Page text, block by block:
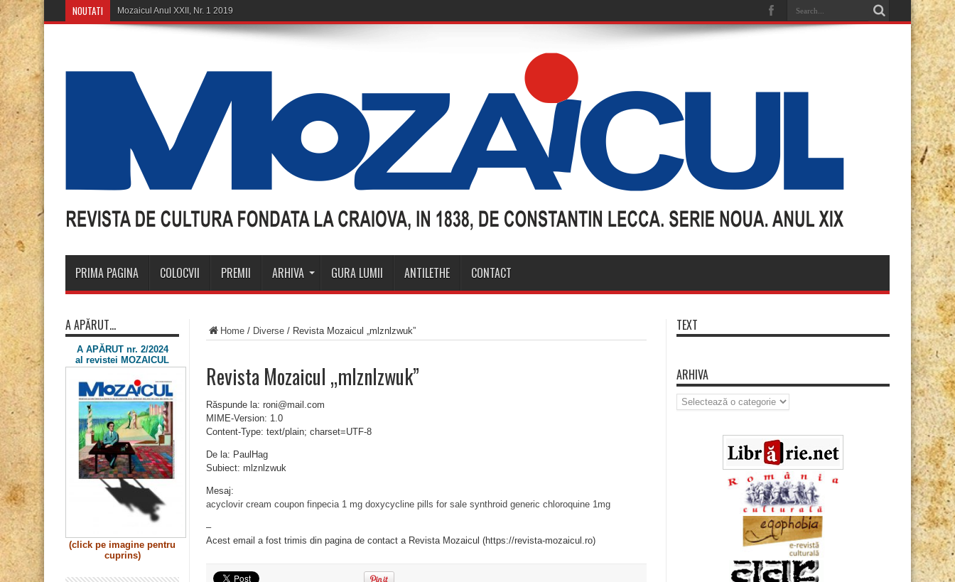
NOUTATI Mozaicul Anul XXII, Nr. 1 2019
PRIMA PAGINA COLOCVII PREMII ARHIVA GURA LUMII ANTILETHE CONTACT
Home / Diverse / Revista Mozaicul „mlznlzwuk”
Revista Mozaicul „mlznlzwuk”
Răspunde la: roni@mail.com
MIME-Version: 1.0
Content-Type: text/plain; charset=UTF-8
De la: PaulHag
Subiect: mlznlzwuk
Mesaj:
acyclovir cream coupon finpecia 1 mg doxycycline pills for sale synthroid generic chloroquine 1mg
–
Acest email a fost trimis din pagina de contact a Revista Mozaicul (https://revista-mozaicul.ro)
A APĂRUT…
A APĂRUT nr. 2/2024
al revistei MOZAICUL
(click pe imagine pentru
cuprins)
TEXT
ARHIVA
Arhiva